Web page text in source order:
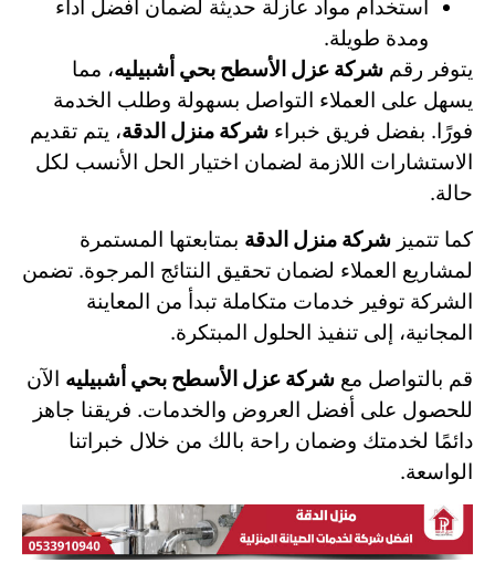
استخدام مواد عازلة حديثة لضمان أفضل أداء
ومدة طويلة.
يتوفر رقم شركة عزل الأسطح بحي أشبيليه، مما
يسهل على العملاء التواصل بسهولة وطلب الخدمة
فورًا. بفضل فريق خبراء شركة منزل الدقة، يتم تقديم
الاستشارات اللازمة لضمان اختيار الحل الأنسب لكل
حالة.
كما تتميز شركة منزل الدقة بمتابعتها المستمرة
لمشاريع العملاء لضمان تحقيق النتائج المرجوة. تضمن
الشركة توفير خدمات متكاملة تبدأ من المعاينة
المجانية، إلى تنفيذ الحلول المبتكرة.
قم بالتواصل مع شركة عزل الأسطح بحي أشبيليه الآن
للحصول على أفضل العروض والخدمات. فريقنا جاهز
دائمًا لخدمتك وضمان راحة بالك من خلال خبراتنا
الواسعة.